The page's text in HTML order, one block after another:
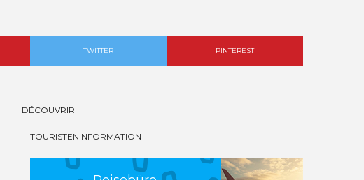
TWITTER PINTEREST
DÉCOUVRIR
TOURISTENINFORMATION